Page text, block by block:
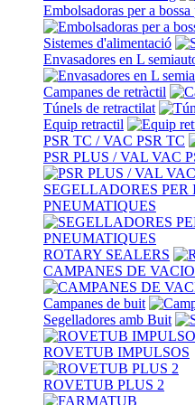
Embolsadoras per a
Sistemes d'alimentació
Envasadores en L
Campanes de retràctil
Túnels de retractilat
Equip retractil
PSR TC / VAC PSR TC
PSR PLUS / VAL VAC
SEGELLADORES
PNEUMATIQUES
ROTARY SEALERS
CAMPANES DE
Campanes de buit
Segelladores amb Buit
ROVETUB IMPULSOS
ROVETUB PLUS 2